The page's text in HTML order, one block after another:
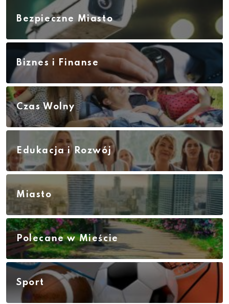
Bezpieczne Miasto
Biznes i Finanse
Czas Wolny
Edukacja i Rozwój
Miasto
Polecane w Mieście
Sport